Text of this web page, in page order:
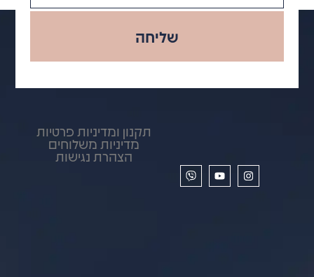
שליחה
תקנון ומדיניות פרטיות
מדיניות משלוחים
הצהרת נגישות